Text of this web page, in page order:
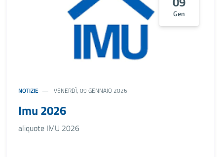
Gen
NOTIZIE VENERDÌ, 09 GENNAIO 2026
Imu 2026
aliquote IMU 2026